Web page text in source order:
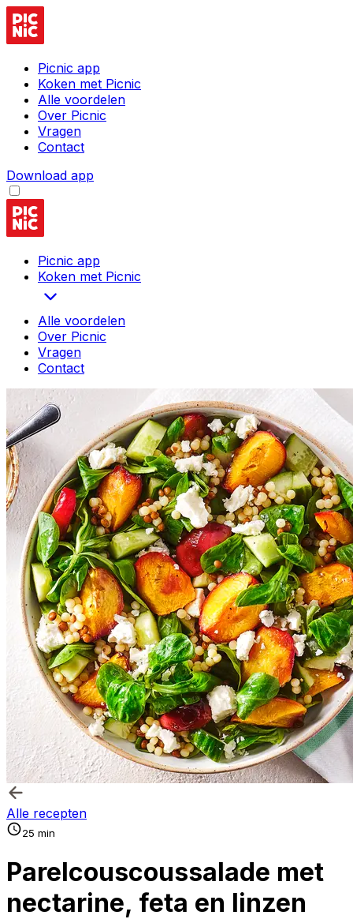
Picnic app
Koken met Picnic
Alle voordelen
Over Picnic
Vragen
Contact
Download app
Picnic app
Koken met Picnic
Alle voordelen
Over Picnic
Vragen
Contact
Alle recepten
25 min
Parelcouscoussalade met
nectarine, feta en linzen